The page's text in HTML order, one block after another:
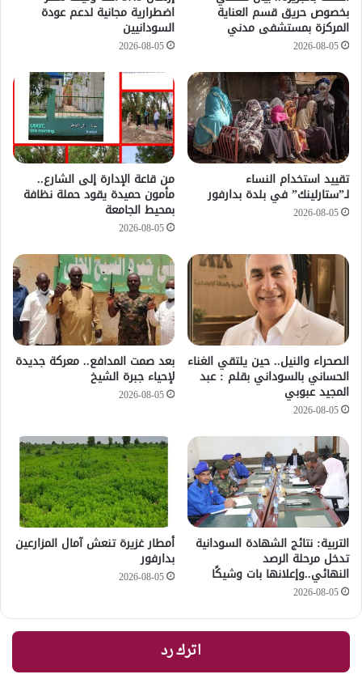
بخصوص حريق قسم العناية
المركزة بمستشفى مدني
2026-08-05
اضطرارية مجانية لدعم عودة
السودانيين
2026-08-05
تقييد استخدام النساء
لـ”ستارلينك” في بلدة بدارفور
2026-08-05
من قاعة الإدارة إلى الشارع..
مأمون حميدة يقود حملة نظافة
بمحيط الجامعة
2026-08-05
الصحراء والنيل.. حين يلتقي الغناء
الحساني بالسوداني بقلم : عبد
المجيد عبوبي
2026-08-05
بعد صمت المدافع.. معركة جديدة
لإحياء جبرة الشيخ
2026-08-05
التربية: نتائج الشهادة السودانية
تدخل مرحلة الرصد
النهائي..وإعلانها بات وشيكًا
2026-08-05
أمطار غزيرة تنعش آمال المزارعين
بدارفور
2026-08-05
اترك رد